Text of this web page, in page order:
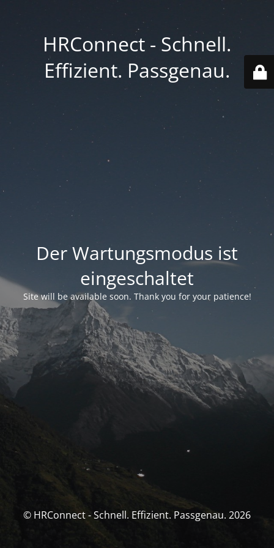
HRConnect - Schnell.
Effizient. Passgenau.
Der Wartungsmodus ist
eingeschaltet
Site will be available soon. Thank you for your patience!
© HRConnect - Schnell. Effizient. Passgenau. 2026